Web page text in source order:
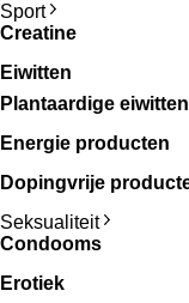
Sport
Creatine
Eiwitten
Plantaardige eiwitten
Energie producten
Dopingvrije
Seksualiteit
Condooms
Erotiek